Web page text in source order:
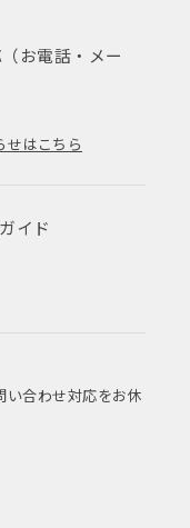
お電話・メー
せはこちら
イド
合わせ対応をお休